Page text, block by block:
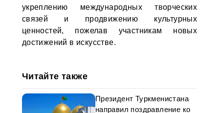
укреплению международных творческих
связей и продвижению культурных
ценностей, пожелав участникам новых
достижений в искусстве.
Читайте также
Президент Туркменистана
направил поздравление ко